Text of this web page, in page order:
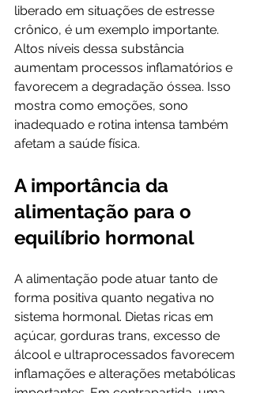
liberado em situações de estresse
crônico, é um exemplo importante.
Altos níveis dessa substância
aumentam processos inflamatórios e
favorecem a degradação óssea. Isso
mostra como emoções, sono
inadequado e rotina intensa também
afetam a saúde física.
A importância da
alimentação para o
equilíbrio hormonal
A alimentação pode atuar tanto de
forma positiva quanto negativa no
sistema hormonal. Dietas ricas em
açúcar, gorduras trans, excesso de
álcool e ultraprocessados favorecem
inflamações e alterações metabólicas